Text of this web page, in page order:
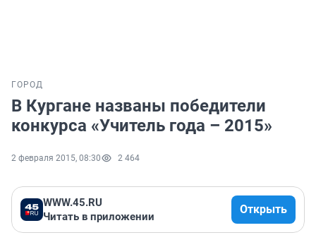
ГОРОД
В Кургане названы победители
конкурса «Учитель года – 2015»
2 февраля 2015, 08:30 2 464
WWW.45.RU
Читать в приложении
Открыть